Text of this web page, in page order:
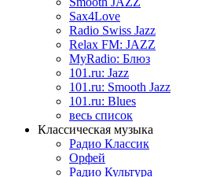
Sax4Love
Radio Swiss Jazz
Relax FM: JAZZ
MyRadio: Блюз
101.ru: Jazz
101.ru: Smooth Jazz
101.ru: Blues
весь список
Классическая музыка
Радио Классик
Орфей
Радио Культура